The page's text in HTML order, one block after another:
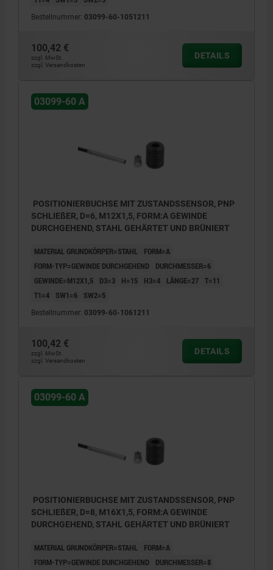
Bestellnummer: 03099-60-1051211
100,42 €
zzgl. MwSt.
zzgl. Versandkosten
DETAILS
03099-60 A
POSITIONIERBUCHSE MIT ZUSTANDSSENSOR, PNP
SCHLIEßER, D=6, M12X1,5, FORM:A GEWINDE
DURCHGEHEND, STAHL GEHÄRTET UND BRÜNIERT
MATERIAL GRUNDKÖRPER=STAHL
FORM=A
FORM-TYP=GEWINDE DURCHGEHEND
DURCHMESSER=6
GEWINDE=M12X1,5
D3=3 H=15 H3=4 LÄNGE=27 T=11
T1=4
SW1=6 SW2=5
Bestellnummer: 03099-60-1061211
100,42 €
zzgl. MwSt.
zzgl. Versandkosten
DETAILS
03099-60 A
POSITIONIERBUCHSE MIT ZUSTANDSSENSOR, PNP
SCHLIEßER, D=8, M16X1,5, FORM:A GEWINDE
DURCHGEHEND, STAHL GEHÄRTET UND BRÜNIERT
MATERIAL GRUNDKÖRPER=STAHL
FORM=A
FORM-TYP=GEWINDE DURCHGEHEND
DURCHMESSER=8